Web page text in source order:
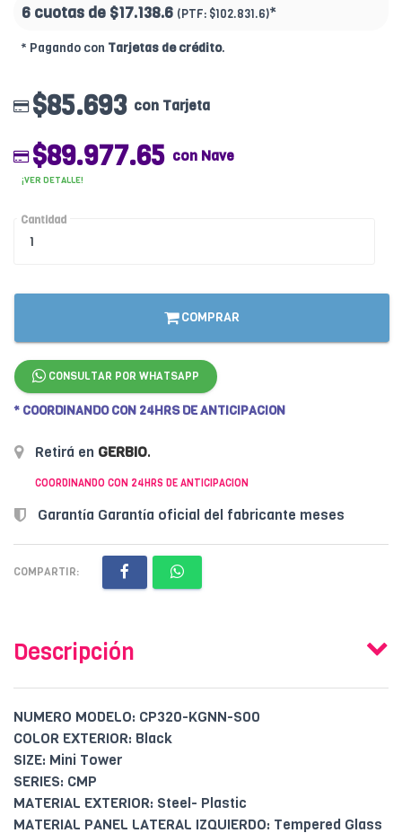
6 cuotas de $17.138.6 (PTF: $102.831.6)*
* Pagando con Tarjetas de crédito.
$85.693 con Tarjeta
$89.977.65 con Nave
¡VER DETALLE!
Cantidad
COMPRAR
CONSULTAR POR WHATSAPP
* COORDINANDO CON 24HRS DE ANTICIPACION
Retirá en GERBIO.
COORDINANDO CON 24HRS DE ANTICIPACION
Garantía Garantía oficial del fabricante meses
COMPARTIR:
Descripción
NUMERO MODELO: CP320-KGNN-S00
COLOR EXTERIOR: Black
SIZE: Mini Tower
SERIES: CMP
MATERIAL EXTERIOR: Steel- Plastic
MATERIAL PANEL LATERAL IZQUIERDO: Tempered Glass